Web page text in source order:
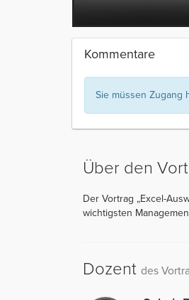
Kommentare
Sie müssen Zugang
Über den
Der Vortrag „Excel-
wichtigsten
Dozent des